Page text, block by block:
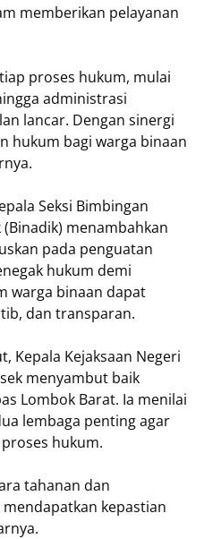
memberikan pelayanan
proses hukum, mulai
administrasi
lancar. Dengan sinergi
hukum bagi warga binaan
Seksi Bimbingan
menambahkan
pada penguatan
hukum demi
warga binaan dapat
dan transparan.
Kepala Kejaksaan Negeri
menyambut baik
Lombok Barat. Ia menilai
lembaga penting agar
hukum.
tahanan dan
kepastian